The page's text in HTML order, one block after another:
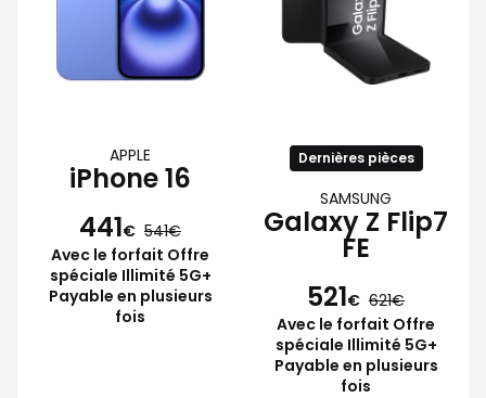
APPLE
iPhone 16
441€ 541
Avec le forfait Offre
spéciale Illimité 5G+
Payable en plusieurs
fois
Dernières pièces
SAMSUNG
Galaxy Z Flip7
FE
521€ 621
Avec le forfait Offre
spéciale Illimité 5G+
Payable en plusieurs
fois